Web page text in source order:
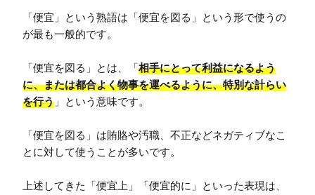
「便宜」という熟語は「便宜を図る」という形で使うの
が最も一般的です。
「便宜を図る」とは、「相手にとって利益になるよう
に、または都合よく物事を運べるように、特別な計らい
を行う 」という意味です。
「便宜を図る」は賄賂や汚職、不正などネガティブなこ
とに対して使うことが多いです。
上述してきた「便宜上」「便宜的に」といった表現は、